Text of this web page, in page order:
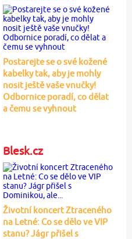
Postarejte se o své kožené
kabelky tak, aby je mohly
nosit ještě vaše vnučky!
Odbornice poradí, co dělat
a čemu se vyhnout
Blesk.cz
Životní koncert Ztraceného
na Letné: Co se dělo ve VIP
stanu? Jágr přišel s